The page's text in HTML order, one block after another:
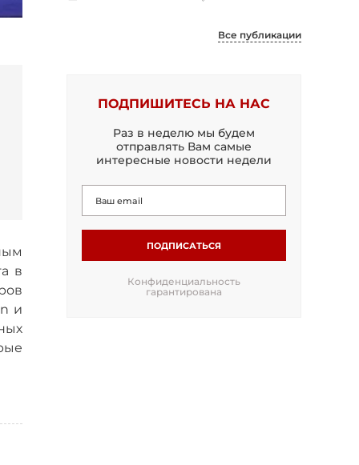
в
и
Все публикации
ПОДПИШИТЕСЬ НА НАС
Раз в неделю мы будем
отправлять Вам самые
интересные новости недели
ПОДПИСАТЬСЯ
Конфиденциальность
гарантирована